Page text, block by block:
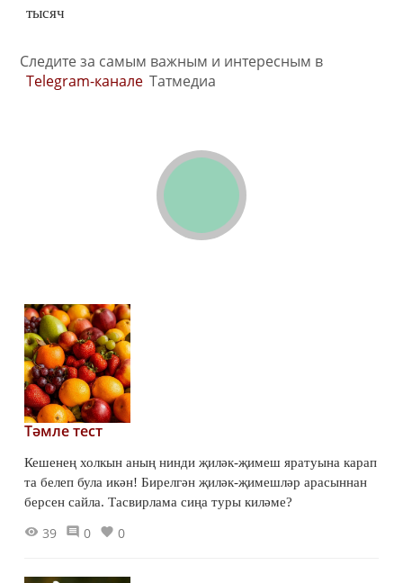
тысяч
Следите за самым важным и интересным в
Telegram-канале Татмедиа
Тәмле тест
Кешенең холкын аның нинди җиләк-җимеш яратуына карап
та белеп була икән! Бирелгән җиләк-җимешләр арасыннан
берсен сайла. Тасвирлама сиңа туры киләме?
39 0 0